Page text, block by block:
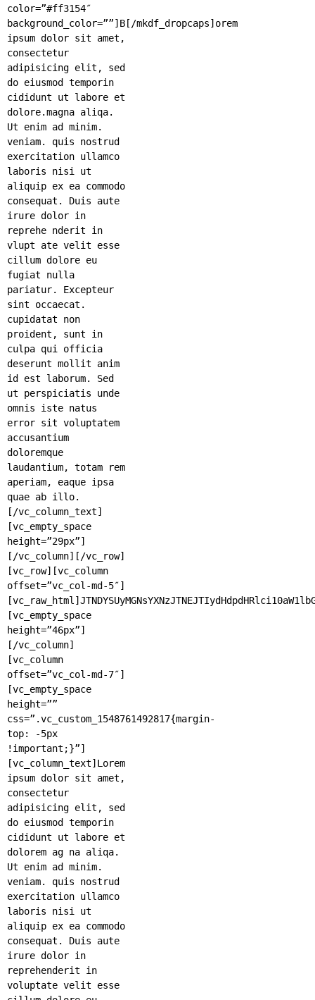
color=”#ff3154″
background_color=””]B[/mkdf_dropcaps]orem
ipsum dolor sit amet,
consectetur
adipisicing elit, sed
do eiusmod temporin
cididunt ut labore et
dolore.magna aliqa.
Ut enim ad minim.
veniam. quis nostrud
exercitation ullamco
laboris nisi ut
aliquip ex ea commodo
consequat. Duis aute
irure dolor in
reprehe nderit in
vlupt ate velit esse
cillum dolore eu
fugiat nulla
pariatur. Excepteur
sint occaecat.
cupidatat non
proident, sunt in
culpa qui officia
deserunt mollit anim
id est laborum. Sed
ut perspiciatis unde
omnis iste natus
error sit voluptatem
accusantium
doloremque
laudantium, totam rem
aperiam, eaque ipsa
quae ab illo.
[/vc_column_text]
[vc_empty_space
height=”29px”]
[/vc_column][/vc_row]
[vc_row][vc_column
offset=”vc_col-md-5″]
[vc_empty_space
height=”46px”]
[/vc_column]
[vc_column
offset=”vc_col-md-7″]
[vc_empty_space
height=””
css=”.vc_custom_1548761492817{margin-
top: -5px
!important;}”]
[vc_column_text]Lorem
ipsum dolor sit amet,
consectetur
adipisicing elit, sed
do eiusmod temporin
cididunt ut labore et
dolorem ag na aliqa.
Ut enim ad minim.
veniam. quis nostrud
exercitation ullamco
laboris nisi ut
aliquip ex ea commodo
consequat. Duis aute
irure dolor in
reprehenderit in
voluptate velit esse